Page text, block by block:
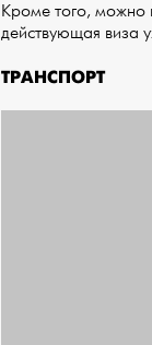
Кроме того, можно
действующая виза
ТРАНСПОРТ